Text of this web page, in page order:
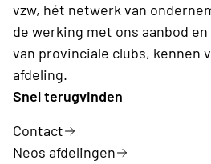
vzw, hét netwerk van
de werking met ons aanbod
van provinciale clubs, kennen
afdeling.
Snel terugvinden
Contact
Neos afdelingen